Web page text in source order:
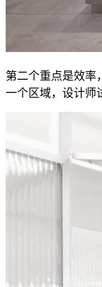
第二个重点是效率
一个区域，设计师